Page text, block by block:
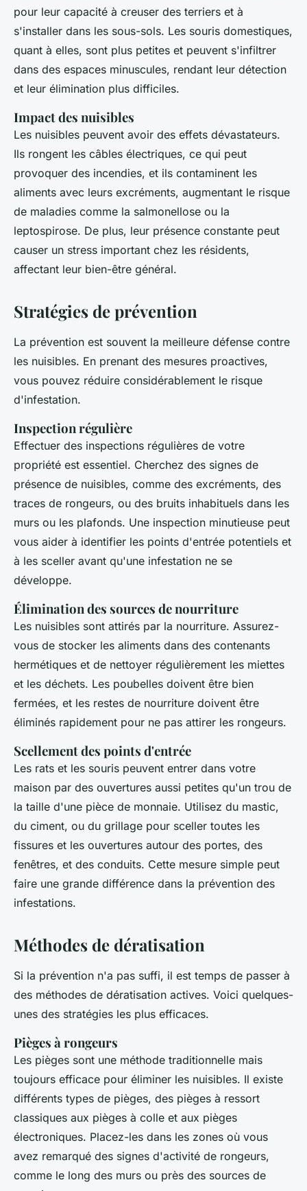
pour leur capacité à creuser des terriers et à
s'installer dans les sous-sols. Les souris domestiques,
quant à elles, sont plus petites et peuvent s'infiltrer
dans des espaces minuscules, rendant leur détection
et leur élimination plus difficiles.
Impact des nuisibles
Les nuisibles peuvent avoir des effets dévastateurs.
Ils rongent les câbles électriques, ce qui peut
provoquer des incendies, et ils contaminent les
aliments avec leurs excréments, augmentant le risque
de maladies comme la salmonellose ou la
leptospirose. De plus, leur présence constante peut
causer un stress important chez les résidents,
affectant leur bien-être général.
Stratégies de prévention
La prévention est souvent la meilleure défense contre
les nuisibles. En prenant des mesures proactives,
vous pouvez réduire considérablement le risque
d'infestation.
Inspection régulière
Effectuer des inspections régulières de votre
propriété est essentiel. Cherchez des signes de
présence de nuisibles, comme des excréments, des
traces de rongeurs, ou des bruits inhabituels dans les
murs ou les plafonds. Une inspection minutieuse peut
vous aider à identifier les points d'entrée potentiels et
à les sceller avant qu'une infestation ne se
développe.
Élimination des sources de nourriture
Les nuisibles sont attirés par la nourriture. Assurez-
vous de stocker les aliments dans des contenants
hermétiques et de nettoyer régulièrement les miettes
et les déchets. Les poubelles doivent être bien
fermées, et les restes de nourriture doivent être
éliminés rapidement pour ne pas attirer les rongeurs.
Scellement des points d'entrée
Les rats et les souris peuvent entrer dans votre
maison par des ouvertures aussi petites qu'un trou de
la taille d'une pièce de monnaie. Utilisez du mastic,
du ciment, ou du grillage pour sceller toutes les
fissures et les ouvertures autour des portes, des
fenêtres, et des conduits. Cette mesure simple peut
faire une grande différence dans la prévention des
infestations.
Méthodes de dératisation
Si la prévention n'a pas suffi, il est temps de passer à
des méthodes de dératisation actives. Voici quelques-
unes des stratégies les plus efficaces.
Pièges à rongeurs
Les pièges sont une méthode traditionnelle mais
toujours efficace pour éliminer les nuisibles. Il existe
différents types de pièges, des pièges à ressort
classiques aux pièges à colle et aux pièges
électroniques. Placez-les dans les zones où vous
avez remarqué des signes d'activité de rongeurs,
comme le long des murs ou près des sources de